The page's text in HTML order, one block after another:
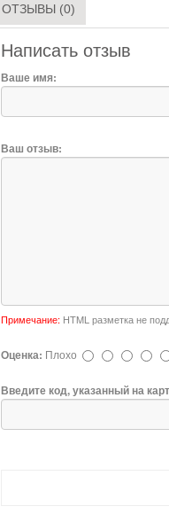
ОТЗЫВЫ (0)
Написать отзыв
Ваше имя:
Ваш отзыв:
Примечание: HTML разметка не
Оценка: Плохо
Введите код, указанный на